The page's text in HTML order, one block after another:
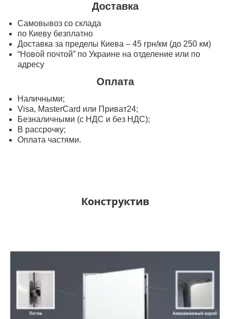
Доставка
Самовывоз со склада
по Киеву безплатно
Доставка за пределы Киева – 45 грн/км (до 250 км)
“Новой почтой” по Украине на отделение или по
адресу
Оплата
Наличными;
Visa, MasterСard или Приват24;
Безналичными (с НДС и без НДС);
В рассрочку;
Оплата частями.
Конструктив